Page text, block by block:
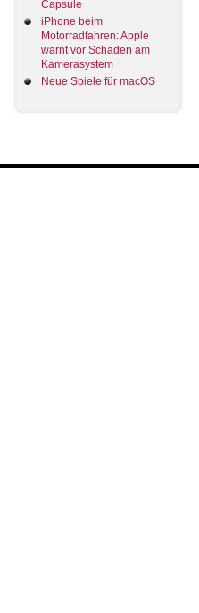
Capsule
iPhone beim
Motorradfahren: Apple
warnt vor Schäden am
Kamerasystem
Neue Spiele für macOS